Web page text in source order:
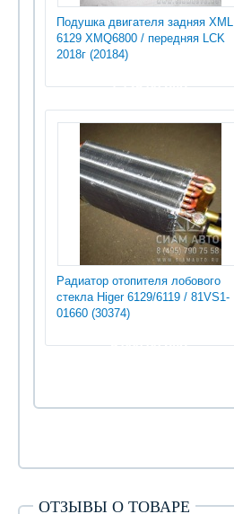
Подушка двигателя задняя XML
6129 XMQ6800 / передняя LCK
2018г (20184)
1 725.00 руб
Радиатор отопителя лобового
стекла Higer 6129/6119 / 81VS1-
01660 (30374)
9 000.00 руб
ОТЗЫВЫ О ТОВАРЕ